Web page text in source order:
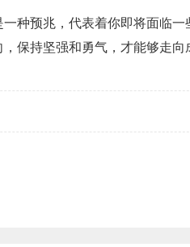
种预兆，代表着你即将面临一
保持坚强和勇气，才能够走向